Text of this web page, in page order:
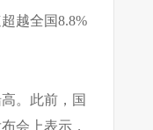
越全国8.8%
。此前，国
会上表示，